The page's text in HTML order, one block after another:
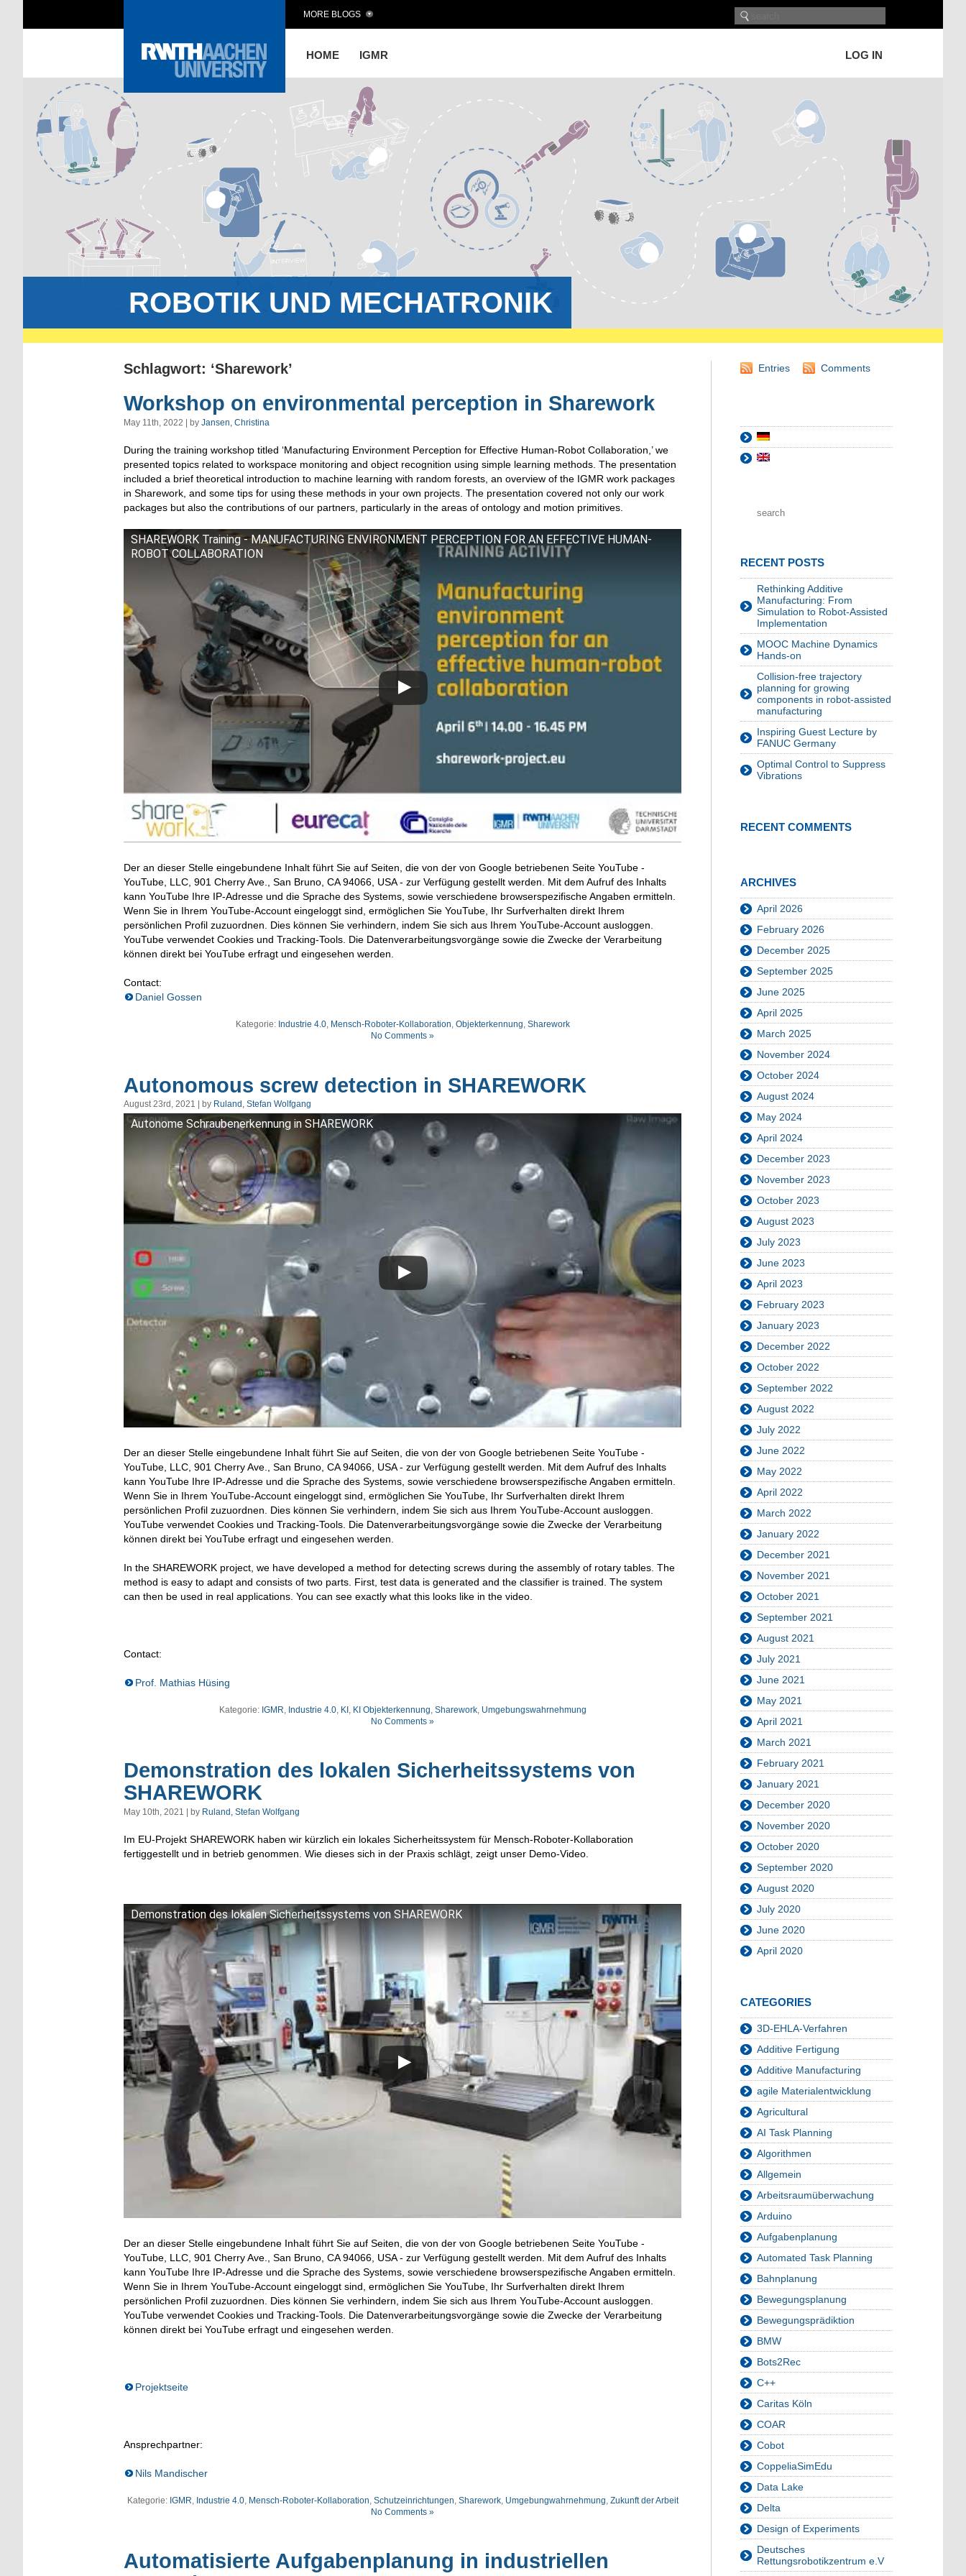
HOME IGMR LOG IN
MORE BLOGS
ROBOTIK UND MECHATRONIK
Schlagwort: ‘Sharework’
Workshop on environmental perception in Sharework
May 11th, 2022 | by Jansen, Christina
During the training workshop titled ‘Manufacturing Environment Perception for Effective Human-Robot Collaboration,’we
presented topics related to workspace monitoring and object recognition using simple learning methods. The presentation
included a brief theoretical introduction to machine learning with random forests, an overview of the IGMR work packages
in Sharework and some tips for using these methods in your own projects. The presentation covered not only our work
packages but also the contributions of our partners, particularly in the areas of ontology and motion primitives
SHAREWORK Training - MANUFACTURING ENVIRONMENT PERCEPTION FOR AN EFFECTIVE HUMAN-
ROBOT COLLABORATION
Der an dieser Stelle eingebundene Inhalt führt Sie auf Seiten, die von der von Google betriebenen Seite YouTube -
YouTube, LLC, 901 Cherry Ave., San Bruno, CA 94066, USA - zur Verfügung gestellt werden. Mit dem Aufruf des Inhalts
kann YouTube Ihre IP-Adresse und die Sprache des Systems, sowie verschiedene browserspezifische Angaben ermitteln.
Wenn Sie in Ihrem YouTube-Account eingeloggt sind, ermöglichen Sie YouTube, Ihr Surfverhalten direkt Ihrem
persönlichen Profil zuzuordnen. Dies können Sie verhindern, indem Sie sich aus Ihrem YouTube-Account ausloggen.
YouTube verwendet Cookies und Tracking-Tools. Die Datenverarbeitungsvorgänge sowie die Zwecke der Verarbeitung
können direkt bei YouTube erfragt und eingesehen werden.
Contact:
Daniel Gossen
Kategorie: Industrie 4.0, Mensch-Roboter-Kollaboration, Objekterkennung, Sharework
No Comments »
Autonomous screw detection in SHAREWORK
August 23rd, 2021 | by Ruland, Stefan Wolfgang
Autonome Schraubenerkennung in SHAREWORK
Der an dieser Stelle eingebundene Inhalt führt Sie auf Seiten, die von der von Google betriebenen Seite YouTube -
YouTube, LLC, 901 Cherry Ave., San Bruno, CA 94066, USA - zur Verfügung gestellt werden. Mit dem Aufruf des Inhalts
kann YouTube Ihre IP-Adresse und die Sprache des Systems, sowie verschiedene browserspezifische Angaben ermitteln.
Wenn Sie in Ihrem YouTube-Account eingeloggt sind, ermöglichen Sie YouTube, Ihr Surfverhalten direkt Ihrem
persönlichen Profil zuzuordnen. Dies können Sie verhindern, indem Sie sich aus Ihrem YouTube-Account ausloggen.
YouTube verwendet Cookies und Tracking-Tools. Die Datenverarbeitungsvorgänge sowie die Zwecke der Verarbeitung
können direkt bei YouTube erfragt und eingesehen werden.
In the SHAREWORK project we have developed a method for detecting screws during the assembly of rotary tables The
method is easy to adapt and consists of two parts. First , test data is generated and the classifier is trained. The system
can then be used in real applications. You can see exactly what this looks like in the video.
Contact:
Prof. Mathias Hüsing
Kategorie: IGMR, Industrie 4.0, KI, KI Objekterkennung, Sharework, Umgebungswahrnehmung
No Comments »
Demonstration des lokalen Sicherheitssystems von
SHAREWORK
May 10th, 2021 | by Ruland, Stefan Wolfgang
Im EU-Projekt SHAREWORK haben wir kürzlich ein lokales Sicherheitssystem für Mensch-Roboter-Kollaboration
fertiggestellt und in betrieb genommen. Wie dieses sich in der Praxis schlägt, zeigt unser Demo-Video.
Demonstration des lokalen Sicherheitssystems von SHAREWORK
Der an dieser Stelle eingebundene Inhalt führt Sie auf Seiten, die von der von Google betriebenen Seite YouTube -
YouTube, LLC, 901 Cherry Ave., San Bruno, CA 94066, USA - zur Verfügung gestellt werden. Mit dem Aufruf des Inhalts
kann YouTube Ihre IP-Adresse und die Sprache des Systems, sowie verschiedene browserspezifische Angaben ermitteln.
Wenn Sie in Ihrem YouTube-Account eingeloggt sind, ermöglichen Sie YouTube, Ihr Surfverhalten direkt Ihrem
persönlichen Profil zuzuordnen. Dies können Sie verhindern, indem Sie sich aus Ihrem YouTube-Account ausloggen.
YouTube verwendet Cookies und Tracking-Tools. Die Datenverarbeitungsvorgänge sowie die Zwecke der Verarbeitung
können direkt bei YouTube erfragt und eingesehen werden.
Projektseite
Ansprechpartner:
Nils Mandischer
Kategorie: IGMR Industrie 4.0, Mensch-Roboter-Kollaboration Schutzeinrichtungen Sharework, Umgebungwahrnehmung Zukunft der Arbeit
No Comments »
Automatisierte Aufgabenplanung in industriellen
Entries Comments
RECENT POSTS
Rethinking Additive
Manufacturing: From
Simulation to Robot-Assisted
Implementation
MOOC Machine Dynamics
Hands-on
Collision-free trajectory
planning for growing
components in robot-assisted
manufacturing
Inspiring Guest Lecture by
FANUC Germany
Optimal Control to Suppress
Vibrations
RECENT COMMENTS
ARCHIVES
April 2026
February 2026
December 2025
September 2025
June 2025
April 2025
March 2025
November 2024
October 2024
August 2024
May 2024
April 2024
December 2023
November 2023
October 2023
August 2023
July 2023
June 2023
April 2023
February 2023
January 2023
December 2022
October 2022
September 2022
August 2022
July 2022
June 2022
May 2022
April 2022
March 2022
January 2022
December 2021
November 2021
October 2021
September 2021
August 2021
July 2021
June 2021
May 2021
April 2021
March 2021
February 2021
January 2021
December 2020
November 2020
October 2020
September 2020
August 2020
July 2020
June 2020
April 2020
CATEGORIES
3D-EHLA-Verfahren
Additive Fertigung
Additive Manufacturing
agile Materialentwicklung
Agricultural
AI Task Planning
Algorithmen
Allgemein
Arbeitsraumüberwachung
Arduino
Aufgabenplanung
Automated Task Planning
Bahnplanung
Bewegungsplanung
Bewegungsprädiktion
BMW
Bots2Rec
C++
Caritas Köln
COAR
Cobot
CoppeliaSimEdu
Data Lake
Delta
Design of Experiments
Deutsches
Rettungsrobotikzentrum e.V